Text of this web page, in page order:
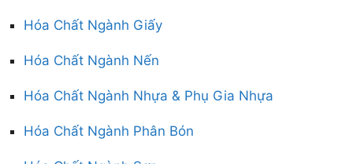
Hóa Chất Ngành Giấy
Hóa Chất Ngành Nến
Hóa Chất Ngành Nhựa & Phụ Gia Nhựa
Hóa Chất Ngành Phân Bón